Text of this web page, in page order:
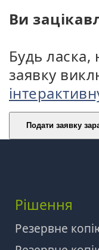
Ви
Будь ласка,
заявку
Рішення
Резервне